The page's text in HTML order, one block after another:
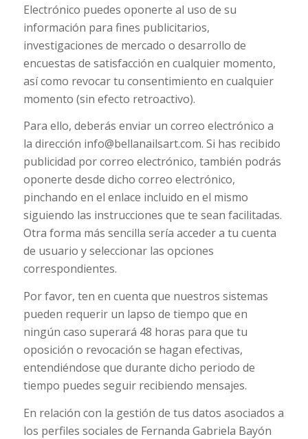
Electrónico puedes oponerte al uso de su
información para fines publicitarios,
investigaciones de mercado o desarrollo de
encuestas de satisfacción en cualquier momento,
así como revocar tu consentimiento en cualquier
momento (sin efecto retroactivo).
Para ello, deberás enviar un correo electrónico a
la dirección info@bellanailsart.com. Si has recibido
publicidad por correo electrónico, también podrás
oponerte desde dicho correo electrónico,
pinchando en el enlace incluido en el mismo
siguiendo las instrucciones que te sean facilitadas.
Otra forma más sencilla sería acceder a tu cuenta
de usuario y seleccionar las opciones
correspondientes.
Por favor, ten en cuenta que nuestros sistemas
pueden requerir un lapso de tiempo que en
ningún caso superará 48 horas para que tu
oposición o revocación se hagan efectivas,
entendiéndose que durante dicho periodo de
tiempo puedes seguir recibiendo mensajes.
En relación con la gestión de tus datos asociados a
los perfiles sociales de Fernanda Gabriela Bayón